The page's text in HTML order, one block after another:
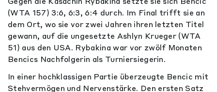
(WTA 157) 3:6, 6:3, 6:4 durch. Im Final trifft sie an
dem Ort, wo sie vor zwei Jahren ihren letzten Titel
gewann, auf die ungesetzte Ashlyn Krueger (WTA
51) aus den USA. Rybakina war vor zwölf Monaten
Bencics Nachfolgerin als Turniersiegerin.
In einer hochklassigen Partie überzeugte Bencic mit
Stehvermögen und Nervenstärke. Den ersten Satz